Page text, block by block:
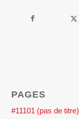
PAGES
#11101 (pas de titre)